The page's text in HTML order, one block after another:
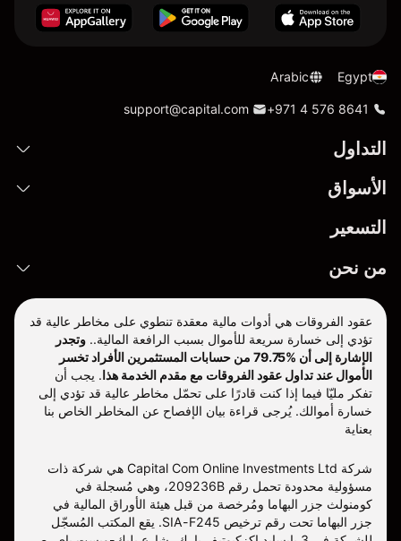
Egypt
Arabic
+971 4 576 8641
support@capital.com
التداول
الأسواق
التسعير
من نحن
عقود الفروقات هي أدوات مالية معقدة تنطوي على مخاطر عالية قد
تؤدي إلى خسارة سريعة للأموال بسبب الرافعة المالية.. وتجدر
الإشارة إلى أن %79.75 من حسابات المستثمرين الأفراد تخسر
الأموال عند تداول عقود الفروقات مع مقدم الخدمة هذا. يجب أن
تفكر مليّا فيما إذا كنت قادرًا على تحمّل مخاطر عالية قد تؤدي إلى
خسارة أموالك. يُرجى قراءة بيان الإفصاح عن المخاطر الخاص بنا
بعناية
شركة Capital Com Online Investments Ltd هي شركة ذات
مسؤولية محدودة تحمل رقم 209236B، وهي مُسجلة في
كومنولث جزر البهاما ومُرخصة من قبل هيئة الأوراق المالية في
جزر البهاما تحت رقم ترخيص SIA-F245. يقع المكتب المُسجّل